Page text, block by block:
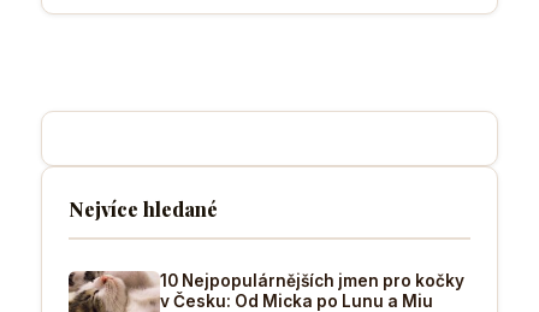
Nejvíce hledané
10 Nejpopulárnějších jmen pro kočky
v Česku: Od Micka po Lunu a Miu